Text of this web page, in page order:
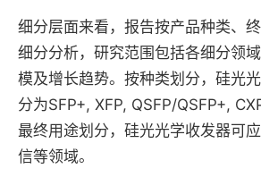
细分层面来看，报告按产品种类、
细分分析，研究范围包括各细分领
模及增长趋势。按种类划分，硅光
分为SFP+, XFP, QSFP/QSFP+,
最终用途划分，硅光光学收发器可
信等领域。